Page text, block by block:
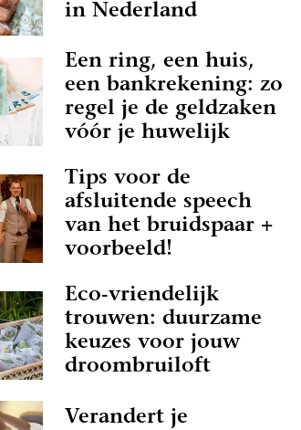
in Nederland
Een ring, een huis,
een bankrekening: zo
regel je de geldzaken
vóór je huwelijk
Tips voor de
afsluitende speech
van het bruidspaar +
voorbeeld!
Eco-vriendelijk
trouwen: duurzame
keuzes voor jouw
droombruiloft
Verandert je